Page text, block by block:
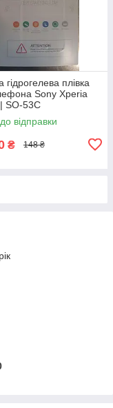
гідрогелева плівка
Sony Xperia
SO-53C
відправки
₴ 148 ₴